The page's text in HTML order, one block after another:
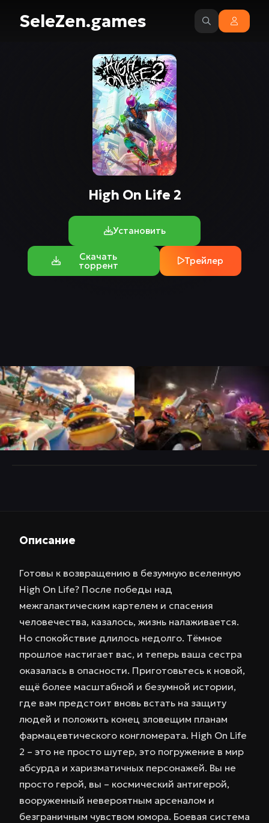
SeleZen.games
High On Life 2
Установить
Скачать
торрент Трейлер
Описание
Готовы к возвращению в безумную вселенную
High On Life? После победы над
межгалактическим картелем и спасения
человечества, казалось, жизнь налаживается.
Но спокойствие длилось недолго. Тёмное
прошлое настигает вас, и теперь ваша сестра
оказалась в опасности. Приготовьтесь к новой,
ещё более масштабной и безумной истории,
где вам предстоит вновь встать на защиту
людей и положить конец зловещим планам
фармацевтического конгломерата. High On Life
2 – это не просто шутер, это погружение в мир
абсурда и харизматичных персонажей. Вы не
просто герой, вы – космический антигерой,
вооруженный невероятным арсеналом и
безграничным чувством юмора. Боевая система